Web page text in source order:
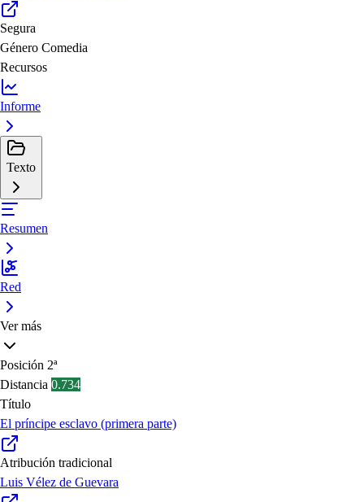
Segura
Género Comedia
Recursos
Informe
Texto
Resumen
Red
Ver más
Posición 2ª
Distancia 0.734
Título
El príncipe esclavo (primera parte)
Atribución tradicional
Luis Vélez de Guevara